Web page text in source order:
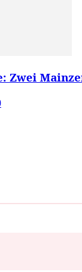
Zwei